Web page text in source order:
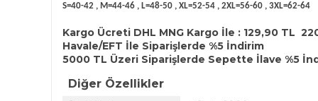
S=40-42 , M=44-46 , L=48-50 , XL=52-54 , 2XL=56-60 , 3XL=62-64
Kargo Ücreti DHL MNG Kargo İle : 129,90 TL
Havale/EFT İle Siparişlerde %5 İndirim
5000 TL Üzeri Siparişlerde Sepette İlave %5
Diğer Özellikler